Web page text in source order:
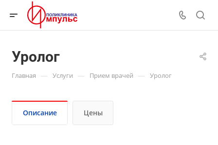
Уролог
Главная — Услуги — Прием врачей — Уролог
Описание Цены